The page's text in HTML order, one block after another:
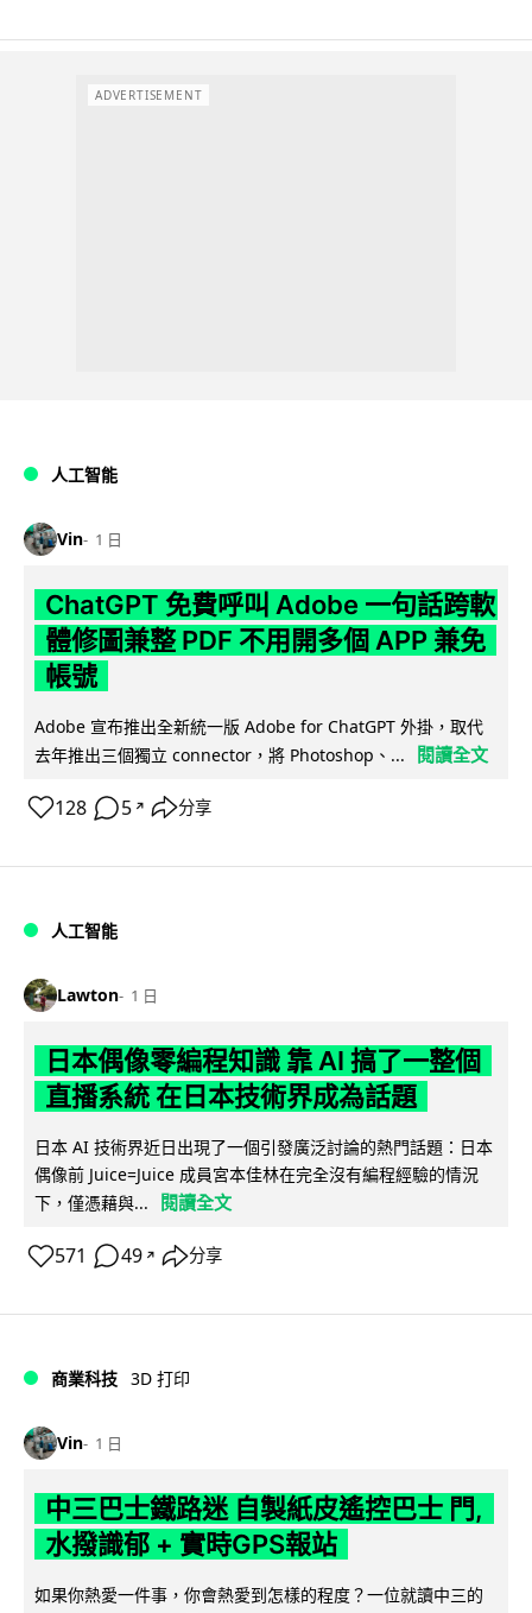
ADVERTISEMENT
人工智能
Vin 1 日
ChatGPT 免費呼叫 Adobe 一句話跨軟
體修圖兼整 PDF 不用開多個 APP 兼免
帳號
Adobe 宣布推出全新統一版 Adobe for ChatGPT 外掛，取代
去年推出三個獨立 connector，將 Photoshop、...
閱讀全文
128 5 ↗ 分享
人工智能
Lawton 1 日
日本偶像零編程知識 靠 AI 搞了一整個
直播系統 在日本技術界成為話題
日本 AI 技術界近日出現了一個引發廣泛討論的熱門話題：日本
偶像前 Juice=Juice 成員宮本佳林在完全沒有編程經驗的情況
下，僅憑藉與...
閱讀全文
571 49 ↗ 分享
商業科技 3D 打印
Vin 1 日
中三巴士鐵路迷 自製紙皮遙控巴士 門,
水撥識郁 + 實時GPS報站
如果你熱愛一件事，你會熱愛到怎樣的程度？一位就讀中三的